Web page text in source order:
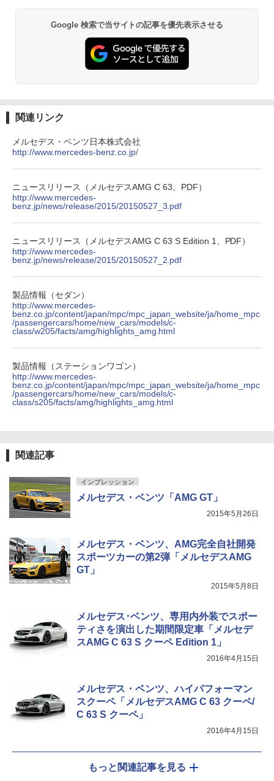
Google 検索で当サイトの記事を優先表示させる
関連リンク
メルセデス・ベンツ日本株式会社
http://www.mercedes-benz.co.jp/
ニュースリリース（メルセデスAMG C 63、PDF）
http://www.mercedes-
benz.jp/news/release/2015/20150527_3.pdf
ニュースリリース（メルセデスAMG C 63 S Edition 1、PDF）
http://www.mercedes-
benz.jp/news/release/2015/20150527_2.pdf
製品情報（セダン）
http://www.mercedes-
benz.co.jp/content/japan/mpc/mpc_japan_website/ja/home_mpc
/passengercars/home/new_cars/models/c-
class/w205/facts/amg/highlights_amg.html
製品情報（ステーションワゴン）
http://www.mercedes-
benz.co.jp/content/japan/mpc/mpc_japan_website/ja/home_mpc
/passengercars/home/new_cars/models/c-
class/s205/facts/amg/highlights_amg.html
関連記事
インプレッション
メルセデス・ベンツ「AMG GT」
2015年5月26日
メルセデス・ベンツ、AMG完全自社開発
スポーツカーの第2弾「メルセデスAMG
GT」
2015年5月8日
メルセデス･ベンツ、専用内外装でスポー
ティさを演出した期間限定車「メルセデ
スAMG C 63 S クーペ Edition 1」
2016年4月15日
メルセデス・ベンツ、ハイパフォーマン
スクーペ「メルセデスAMG C 63 クーペ/
C 63 S クーペ」
2016年4月15日
もっと関連記事を見る